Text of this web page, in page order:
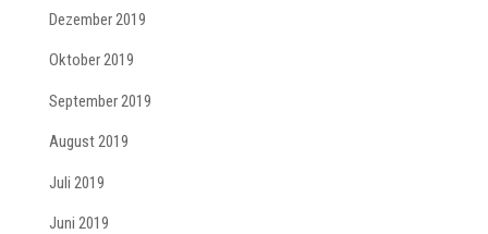
Dezember 2019
Oktober 2019
September 2019
August 2019
Juli 2019
Juni 2019